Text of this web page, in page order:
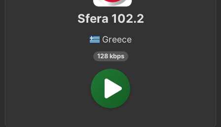
Sfera 102.2
Greece
128 kbps